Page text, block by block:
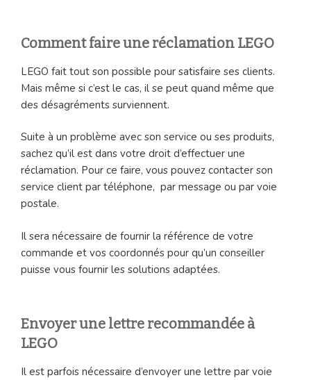
Comment faire une réclamation LEGO
LEGO fait tout son possible pour satisfaire ses clients.
Mais même si c’est le cas, il se peut quand même que
des désagréments surviennent.
Suite à un problème avec son service ou ses produits,
sachez qu’il est dans votre droit d’effectuer une
réclamation. Pour ce faire, vous pouvez contacter son
service client par téléphone, par message ou par voie
postale.
Il sera nécessaire de fournir la référence de votre
commande et vos coordonnés pour qu’un conseiller
puisse vous fournir les solutions adaptées.
Envoyer une lettre recommandée à
LEGO
Il est parfois nécessaire d’envoyer une lettre par voie